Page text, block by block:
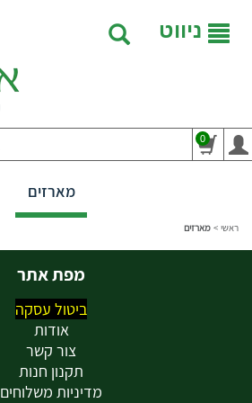
ניווט
0
מארזים
ראשי > מארזים
מפת אתר
ביטול עסקה
אודות
צור קשר
תקנון חנות
מדיניות משלוחים